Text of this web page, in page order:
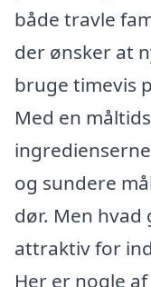
både travle
der ønsker at
bruge timevis
Med en
og sundere
dør. Men hvad
attraktiv for
Her er nogle